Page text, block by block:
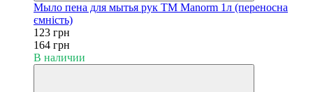
Мыло пена для мытья рук ТМ Manorm 1л (переносна
ємність)
123 грн
164 грн
В наличии